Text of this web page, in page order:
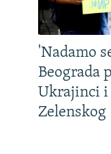
'Nadamo
Beograda
Ukrajinci i
Zelenskog